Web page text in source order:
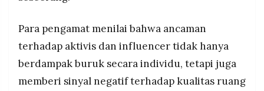
Para pengamat menilai bahwa ancaman
terhadap aktivis dan influencer tidak hanya
berdampak buruk secara individu, tetapi juga
memberi sinyal negatif terhadap kualitas ruang